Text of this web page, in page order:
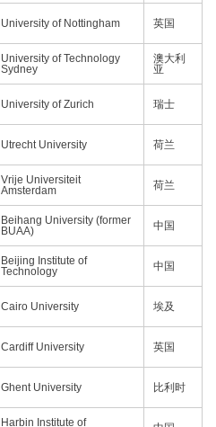
University of Nottingham 英国
University of Technology
Sydney
澳大利
亚
University of Zurich 瑞士
Utrecht University 荷兰
Vrije Universiteit
Amsterdam
荷兰
Beihang University (former
BUAA)
中国
Beijing Institute of
Technology
中国
Cairo University 埃及
Cardiff University 英国
Ghent University 比利时
Harbin Institute of